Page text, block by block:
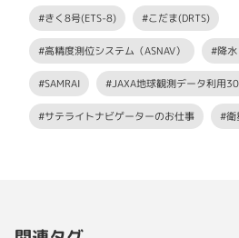
#きく8号(ETS-8) #こだま(DRTS)
#高精度測位システム（ASNAV） #降水
#SAMRAI #JAXA地球観測データ利用
#サテライトナビゲーターのお仕事 #衛